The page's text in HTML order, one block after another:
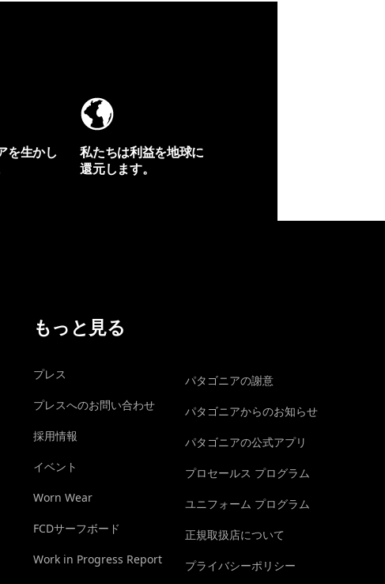
を生かし
私たちは利益を地球に
還元します。
もっと見る
プレス
プレスへのお問い合わせ
採用情報
イベント
Worn Wear
FCDサーフボード
Work in Progress Report
パタゴニアの謝意
パタゴニアからのお知らせ
パタゴニアの公式アプリ
プロセールス プログラム
ユニフォーム プログラム
正規取扱店について
プライバシーポリシー